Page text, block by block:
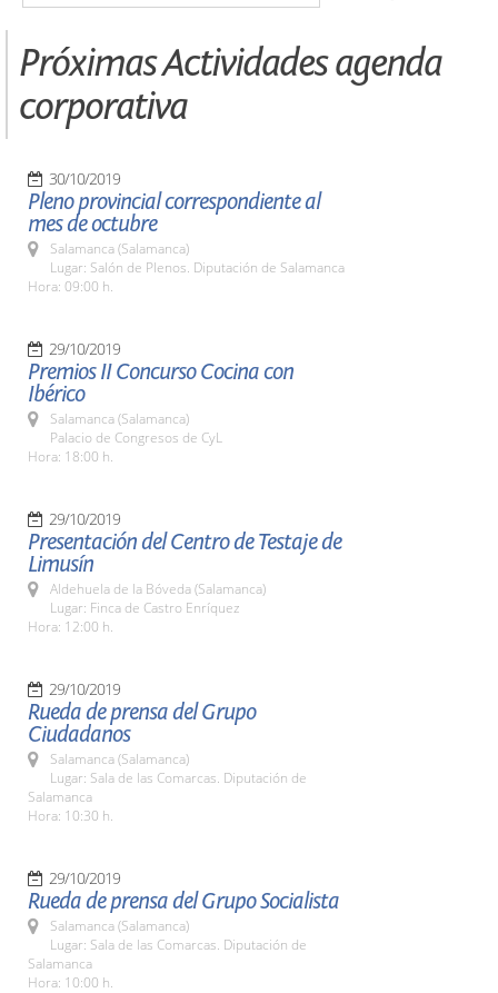
Próximas Actividades agenda
corporativa
30/10/2019
Pleno provincial correspondiente al
mes de octubre
Salamanca (Salamanca)
Lugar: Salón de Plenos. Diputación de Salamanca
Hora: 09:00 h.
29/10/2019
Premios II Concurso Cocina con
Ibérico
Salamanca (Salamanca)
Palacio de Congresos de CyL
Hora: 18:00 h.
29/10/2019
Presentación del Centro de Testaje de
Limusín
Aldehuela de la Bóveda (Salamanca)
Lugar: Finca de Castro Enríquez
Hora: 12:00 h.
29/10/2019
Rueda de prensa del Grupo
Ciudadanos
Salamanca (Salamanca)
Lugar: Sala de las Comarcas. Diputación de
Salamanca
Hora: 10:30 h.
29/10/2019
Rueda de prensa del Grupo Socialista
Salamanca (Salamanca)
Lugar: Sala de las Comarcas. Diputación de
Salamanca
Hora: 10:00 h.